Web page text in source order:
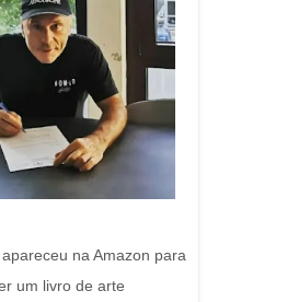
na Amazon para
um livro de arte